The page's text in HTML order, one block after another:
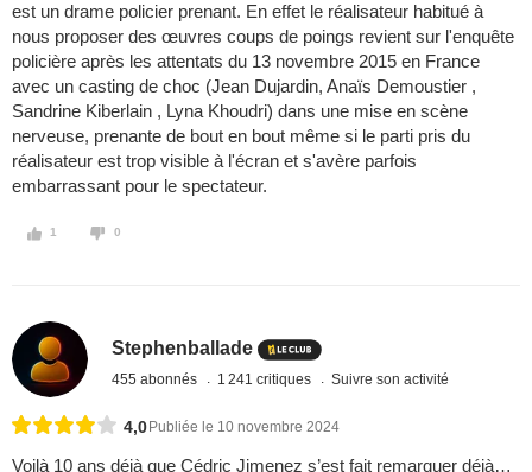
est un drame policier prenant. En effet le réalisateur habitué à
nous proposer des œuvres coups de poings revient sur l'enquête
policière après les attentats du 13 novembre 2015 en France
avec un casting de choc (Jean Dujardin, Anaïs Demoustier ,
Sandrine Kiberlain , Lyna Khoudri) dans une mise en scène
nerveuse, prenante de bout en bout même si le parti pris du
réalisateur est trop visible à l'écran et s'avère parfois
embarrassant pour le spectateur.
1 0
Stephenballade
455 abonnés 1 241 critiques Suivre son activité
4,0 Publiée le 10 novembre 2024
Voilà 10 ans déjà que Cédric Jimenez s’est fait remarquer déjà…